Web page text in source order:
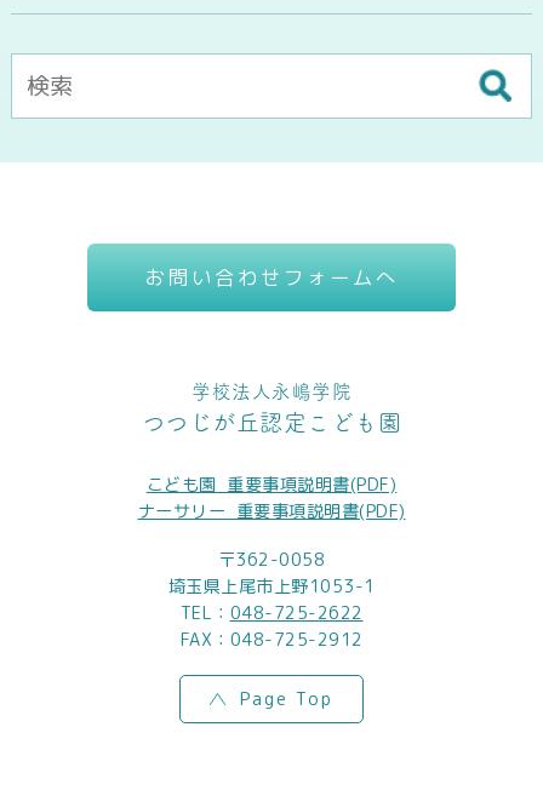
お問い合わせフォームへ
学校法人永嶋学院
つつじが丘認定こども園
こども園_重要事項説明書(PDF)
ナーサリー_重要事項説明書(PDF)
〒362-0058
埼玉県上尾市上野1053-1
TEL： 048-725-2622
FAX：048-725-2912
Page Top